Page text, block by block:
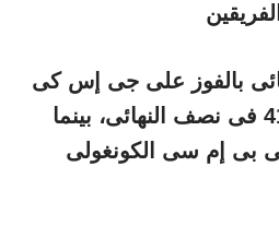
بالفوز على جى إس كى
الكونغولى بنتيجة 41/29 فى نصف النهائى، بينما
بى إم سى الكونغولى